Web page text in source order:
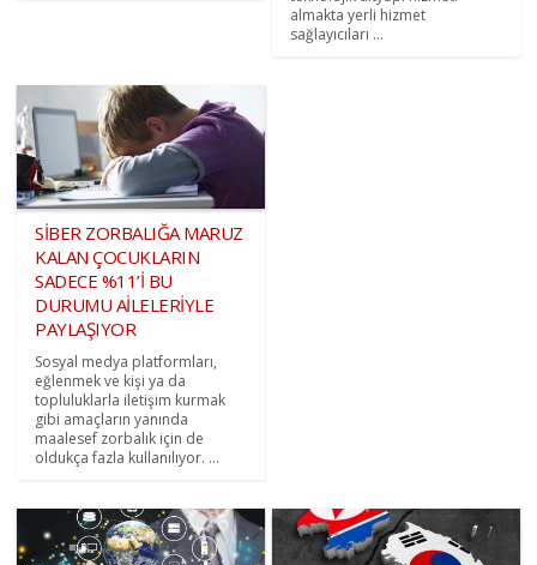
almakta yerli hizmet
sağlayıcıları ...
SİBER ZORBALIĞA MARUZ
KALAN ÇOCUKLARIN
SADECE %11’İ BU
DURUMU AİLELERİYLE
PAYLAŞIYOR
Sosyal medya platformları,
eğlenmek ve kişi ya da
topluluklarla iletişim kurmak
gibi amaçların yanında
maalesef zorbalık için de
oldukça fazla kullanılıyor. ...